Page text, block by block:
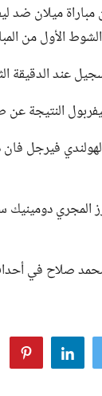
ميلان ضد
الأول من
عند
النتيجة عن طريق
41، أخذ
صلاح في أحداث